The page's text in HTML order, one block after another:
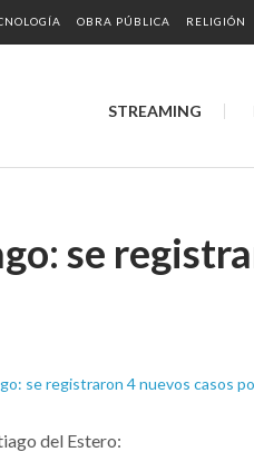
OBRA PÚBLICA RELIGIÓN
STREAMING
se
del Estero: